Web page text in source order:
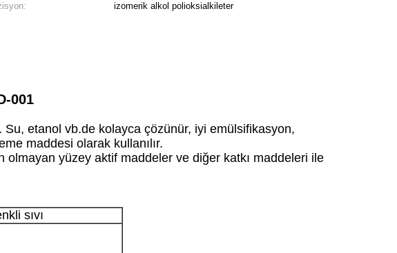
izomerik alkol polioksialkileter
001
etanol vb.de kolayca çözünür, iyi emülsifikasyon,
maddesi olarak kullanılır.
olmayan yüzey aktif maddeler ve diğer katkı maddeleri ile
sıvı